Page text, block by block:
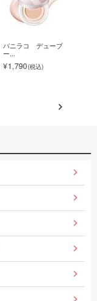
バニラコ デューブ
ー...
1,790